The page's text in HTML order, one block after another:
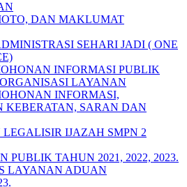
DAN MAKLUMAT
SEHARI JADI ( ONE
INFORMASI PUBLIK
LAYANAN
INFORMASI,
KEBERATAN, SARAN DAN
IJAZAH SMPN 2
PUBLIK TAHUN 2021, 2022, 2023.
LAYANAN ADUAN